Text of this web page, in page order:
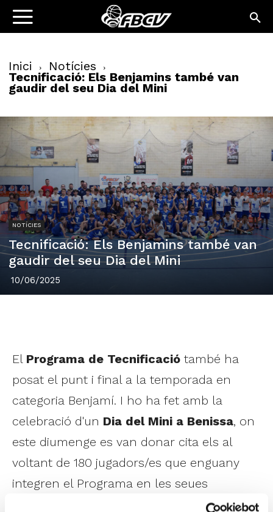
Inici Notícies
Tecnificació: Els Benjamins també van
gaudir del seu Dia del Mini
NOTÍCIES
Tecnificació: Els Benjamins també van
gaudir del seu Dia del Mini
10/06/2025
El Programa de Tecnificació també ha
posat el punt i final a la temporada en
categoria Benjamí. I ho ha fet amb la
celebració d'un Dia del Mini a Benissa, on
este diumenge es van donar cita els al
voltant de 180 jugadors/es que enguany
integren el Programa en les seues
diferents seus: Gata de Gorgos, Anna,